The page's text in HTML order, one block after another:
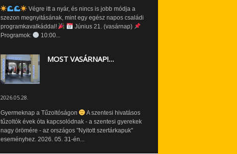
Végre itt a nyár, és nincs is jobb módja a
szezon megnyitásának, mint egy egész napos családi
programkavalkáddal!
Június 21. (vasárnap)
Programok:
10:00...
MOST VASÁRNAP!…
2026.05.28.
Gyermeknap a Tűzoltóságon
A szentesi hivatásos
tűzoltók évek óta kapcsolódnak - a szentesi gyerekek
nagy örömére - az országos "Nyitott szertárkapuk"
eseményhez. 2026. 05. 31-én...